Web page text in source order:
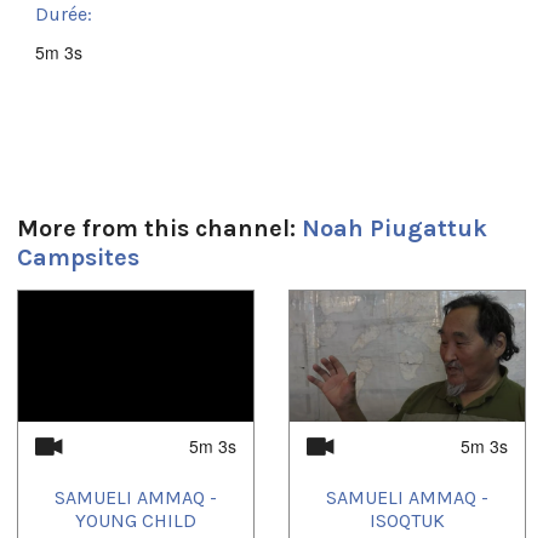
Durée:
5m 3s
More from this channel: Noah Piugattuk
Campsites
5m 3s
SAMUELI AMMAQ -
YOUNG CHILD
5m 3s
SAMUELI AMMAQ -
ISOQTUK